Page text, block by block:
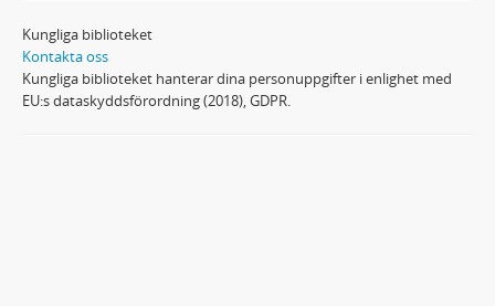
Kungliga biblioteket
Kontakta oss
Kungliga biblioteket hanterar dina personuppgifter i enlighet med
EU:s dataskyddsförordning (2018), GDPR.